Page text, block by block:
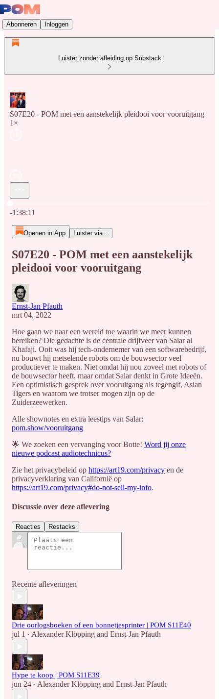
Abonneren Inloggen
Luister zonder afleiding op Substack
S07E20 - POM met een aanstekelijk pleidooi voor vooruitgang
1×
-1:38:11
Openen in App Luister via...
S07E20 - POM met een aanstekelijk
pleidooi voor vooruitgang
Ernst-Jan Pfauth
mrt 04, 2022
Hoe gaan we naar een wereld toe waarin we meer kunnen
bereiken? Die gedachte is de centrale drijfveer van Salar al
Khafaji. Ooit was hij tech-ondernemer van een softwarebedrijf,
nu bouwt hij metselende robots om de bouwsector veel
productiever te maken. Niet omdat hij nou zoveel met robots of
de bouwsector heeft, maar omdat Salar denkt in Grote Ideeën.
Een optimistisch gesprek over vooruitgang als tegengif, Asian
Tigers en waarom we trotser mogen zijn op de
Zuiderzeewerken.
Alle shownotes en extra leestips van Salar:
pom.show/vooruitgang
🌟 We zoeken een vervanging voor Botte! Word jij onze
nieuwe podcast audiotechnicus?
Zie het privacybeleid op https://art19.com/privacy en de
privacyverklaring van Californië op
https://art19.com/privacy#do-not-sell-my-info.
Discussie over deze aflevering
Reacties Restacks
Recente afleveringen
Drie oorlogsboeken of een bonnetjesprinter | POM S11E40
jul 1 • Alexander Klöpping and Ernst-Jan Pfauth
Hype te koop | POM S11E39
jun 24 • Alexander Klöpping and Ernst-Jan Pfauth